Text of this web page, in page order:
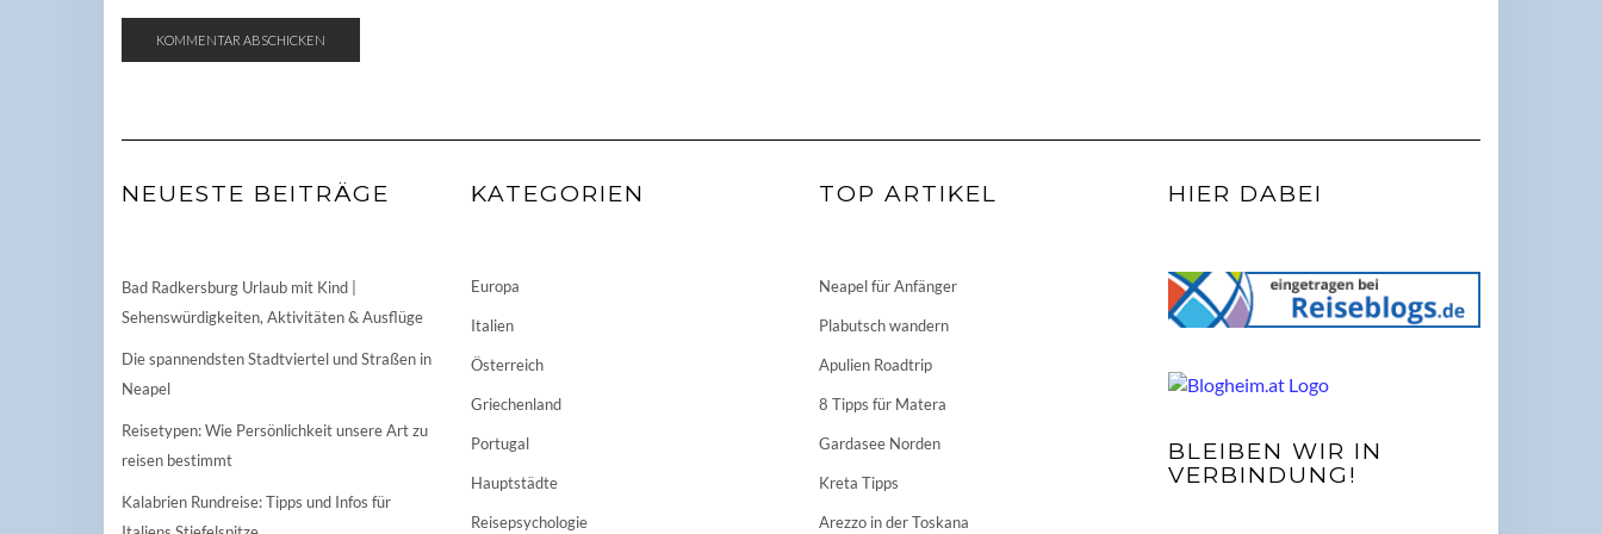
NEUESTE BEITRÄGE
Bad Radkersburg Urlaub mit Kind |
Sehenswürdigkeiten, Aktivitäten & Ausflüge
Die spannendsten Stadtviertel und Straßen in
Neapel
Reisetypen: Wie Persönlichkeit unsere Art zu
reisen bestimmt
Kalabrien Rundreise: Tipps und Infos für
KATEGORIEN
Europa
Italien
Österreich
Griechenland
Portugal
Hauptstädte
Reisepsychologie
TOP ARTIKEL
Neapel für Anfänger
Plabutsch wandern
Apulien Roadtrip
8 Tipps für Matera
Gardasee Norden
Kreta Tipps
Arezzo in der Toskana
HIER DABEI
BLEIBEN WIR IN
VERBINDUNG!